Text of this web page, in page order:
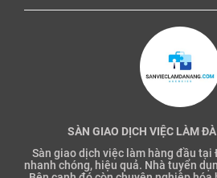
SÀN GIAO DỊCH VIỆC LÀM
Sàn giao dịch việc làm hàng đầu tại
nhanh chóng, hiệu quả. Nhà tuyển